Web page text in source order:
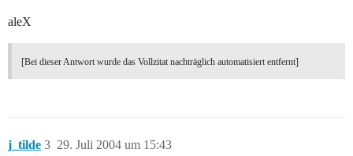
aleX
[Bei dieser Antwort wurde das Vollzitat nachträglich automatisiert entfernt]
j_tilde 29. Juli 2004 um 15:43
3